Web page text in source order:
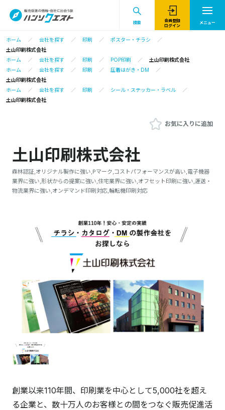
検索
会員登録
ログイン
メニュー
ホーム 会社を探す 印刷
ポスター・チラシ
土山印刷株式会社
ホーム
会社を探す 印刷 POP印刷
土山印刷株式会社
ホーム
会社を探す 印刷
圧着はがき・DM
土山印刷株式会社
ホーム
会社を探す 印刷
シール・ステッカー・ラベル
土山印刷株式会社
お気に入りに追加
土山印刷株式会社
森林認証,オリジナル製作に強い,Pマーク,コストパフォーマンスが高い,電子機器
業界に強い,形状からの提案に強い,住宅業界に強い,オフセット印刷に強い,運送・
物流業界に強い,オンデマンド印刷対応,輪転機印刷対応
創業以来110年間、印刷業を中心として5,000社を超え
る企業と、数十万人のお客様との間をつなぐ販売促進活